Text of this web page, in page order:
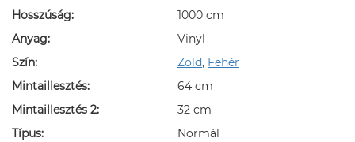
Hosszúság:
1000 cm
Anyag:
Vinyl
Szín:
Zöld, Fehér
Mintaillesztés:
64 cm
Mintaillesztés 2:
32 cm
Típus:
Normál